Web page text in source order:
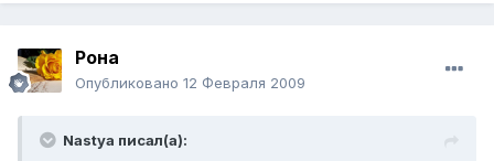
Рона
Опубликовано 12 Февраля 2009
Nastya писал(а):